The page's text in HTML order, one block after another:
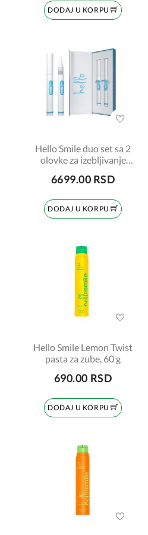
DODAJ U KORPU
Hello Smile duo set sa 2
olovke za izebljivanje
6699.00 RSD
DODAJ U KORPU
Hello Smile Lemon Twist
pasta za zube, 60 g
690.00 RSD
DODAJ U KORPU